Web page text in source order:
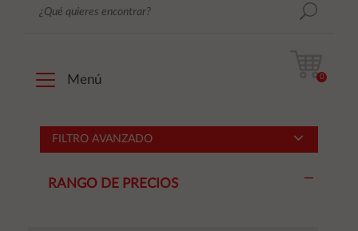
Menú 0
FILTRO AVANZADO
RANGO DE PRECIOS